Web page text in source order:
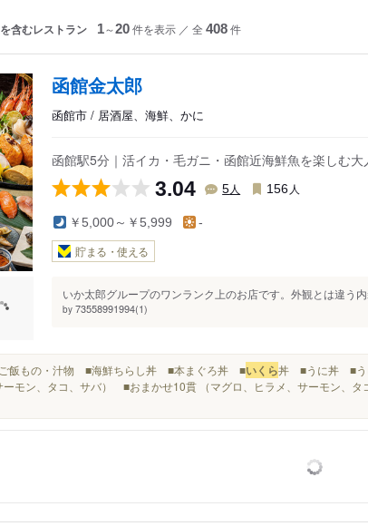
並町駅
稜郭公園前駅
央病院前駅
代台駅
川町駅
和橋駅
松風町駅
函館駅前駅
宝来町駅
大町駅
を含むレストラン 1～20件を表示 ／ 全 408件
函館金太郎
函館市 / 居酒屋、海鮮、かに
函館駅5分｜活イカ・毛ガニ・函館近海鮮魚を楽しむ大
3.04 5人 156 人
￥5,000～￥5,999 -
貯まる・使える
いか太郎グループのワンランク上のお店です。外観とは違う
by 73558991994(1)
飯もの・汁物 ■海鮮ちらし丼 ■本まぐろ丼 ■いくら丼 ■うに丼 ■う
モン、タコ、サバ） ■おまかせ10貫 （マグロ、ヒラメ、サーモン、タ